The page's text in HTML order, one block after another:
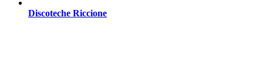
Discoteche Riccione